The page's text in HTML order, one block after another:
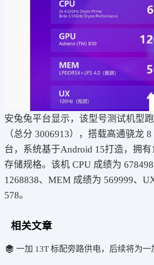
安兔兔平台显示，该型号测试机型
（总分 3006913），搭载高通骁龙
台，系统基于Android 15打造，拥有
存储规格。该机 CPU 成绩为
1268838、MEM 成绩为 569999、
578。
相关文章